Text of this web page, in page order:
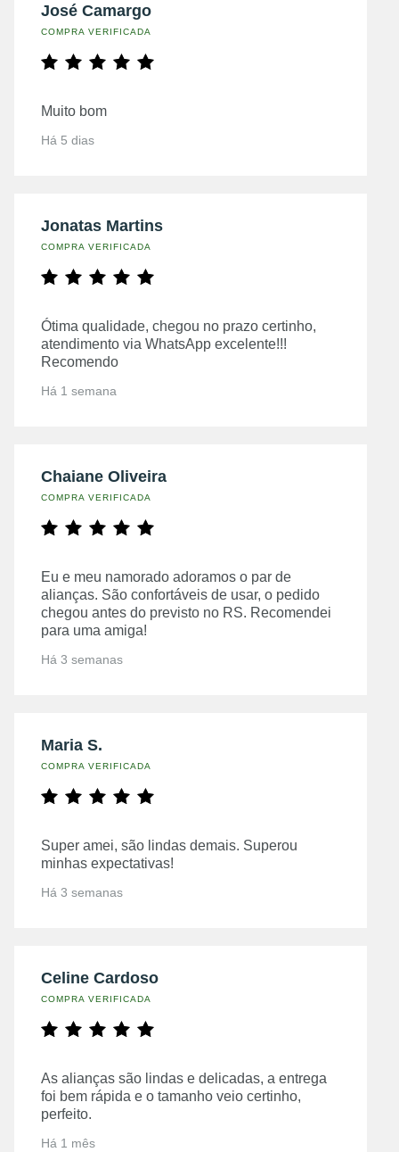
José Camargo
COMPRA VERIFICADA
Muito bom
Há 5 dias
Jonatas Martins
COMPRA VERIFICADA
Ótima qualidade, chegou no prazo certinho,
atendimento via WhatsApp excelente!!!
Recomendo
Há 1 semana
Chaiane Oliveira
COMPRA VERIFICADA
Eu e meu namorado adoramos o par de
alianças. São confortáveis de usar, o pedido
chegou antes do previsto no RS. Recomendei
para uma amiga!
Há 3 semanas
Maria S.
COMPRA VERIFICADA
Super amei, são lindas demais. Superou
minhas expectativas!
Há 3 semanas
Celine Cardoso
COMPRA VERIFICADA
As alianças são lindas e delicadas, a entrega
foi bem rápida e o tamanho veio certinho,
perfeito.
Há 1 mês